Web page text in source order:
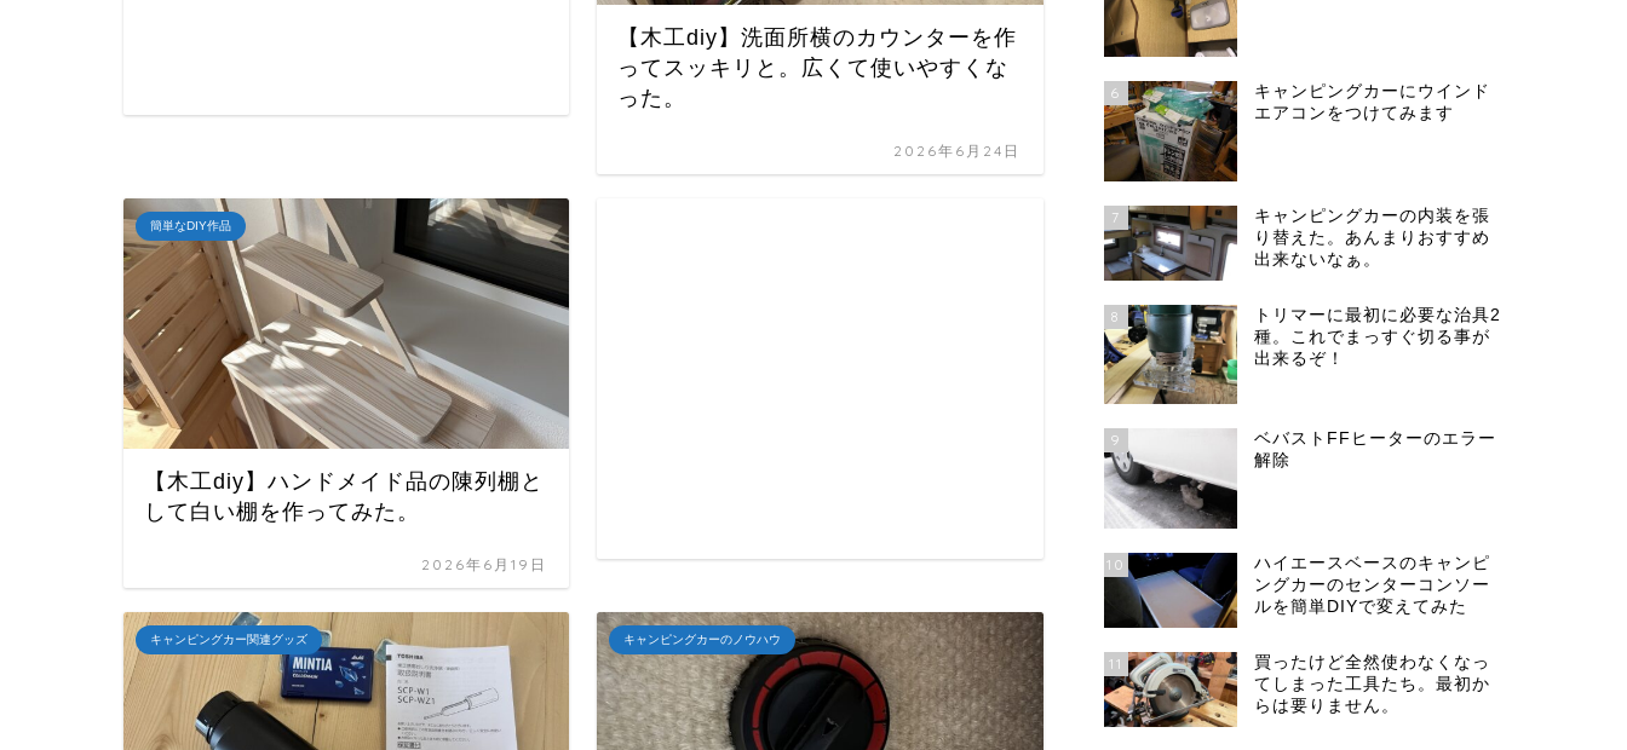
【木工diy】洗面所横のカウンターを作
ってスッキリと。広くて使いやすくな
った。
2026年6月24日
簡単なDIY作品
【木工diy】ハンドメイド品の陳列棚と
して白い棚を作ってみた。
2026年6月19日
キャンピングカー関連グッズ キャンピングカーのノウハウ
6
キャンピングカーにウインド
エアコンをつけてみます
7
キャンピングカーの内装を張
り替えた。あんまりおすすめ
出来ないなぁ。
8
トリマーに最初に必要な治具2
種。これでまっすぐ切る事が
出来るぞ！
9
ベバストFFヒーターのエラー
解除
10
ハイエースベースのキャンピ
ングカーのセンターコンソー
ルを簡単DIYで変えてみた
11
買ったけど全然使わなくなっ
てしまった工具たち。最初か
らは要りません。